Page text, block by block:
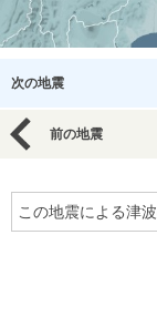
次の地震
前の地震
この地震による津